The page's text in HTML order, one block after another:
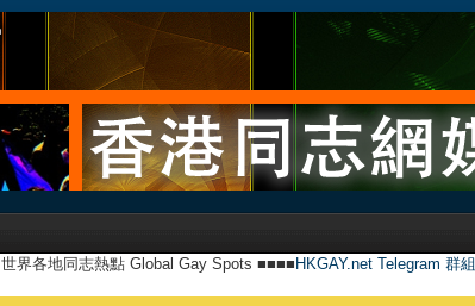
世界各地同志熱點 Global Gay Spots ■■■■ HKGAY.net Telegram 群組